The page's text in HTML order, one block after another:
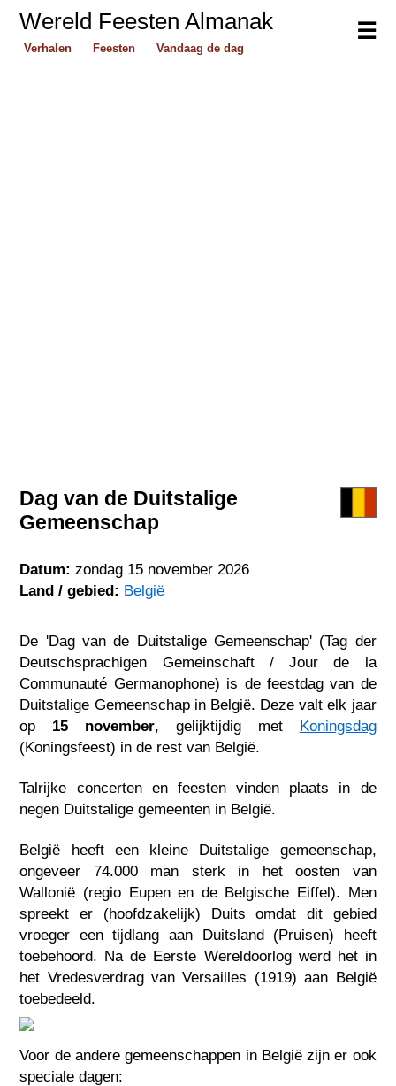
☰
Wereld Feesten Almanak
Verhalen Feesten Vandaag de dag
Dag van de Duitstalige
Gemeenschap
Datum: zondag 15 november 2026
Land / gebied: België
De 'Dag van de Duitstalige Gemeenschap' (Tag der
Deutschsprachigen Gemeinschaft / Jour de la
Communauté Germanophone) is de feestdag van de
Duitstalige Gemeenschap in België. Deze valt elk jaar
op 15 november, gelijktijdig met Koningsdag
(Koningsfeest) in de rest van België.
Talrijke concerten en feesten vinden plaats in de
negen Duitstalige gemeenten in België.
België heeft een kleine Duitstalige gemeenschap,
ongeveer 74.000 man sterk in het oosten van
Wallonië (regio Eupen en de Belgische Eiffel). Men
spreekt er (hoofdzakelijk) Duits omdat dit gebied
vroeger een tijdlang aan Duitsland (Pruisen) heeft
toebehoord. Na de Eerste Wereldoorlog werd het in
het Vredesverdrag van Versailles (1919) aan België
toebedeeld.
Voor de andere gemeenschappen in België zijn er ook
speciale dagen: